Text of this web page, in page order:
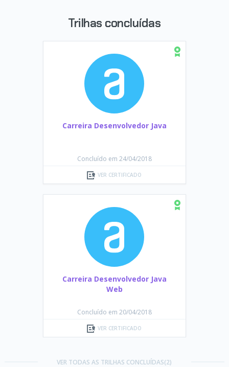
Trilhas concluídas
Carreira Desenvolvedor Java
Concluído em 24/04/2018
VER CERTIFICADO
Carreira Desenvolvedor Java
Web
Concluído em 20/04/2018
VER CERTIFICADO
VER TODAS AS TRILHAS CONCLUÍDAS(2)